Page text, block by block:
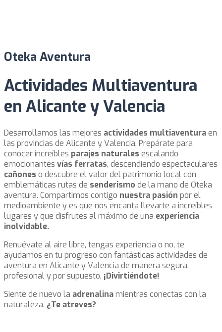
Oteka Aventura
Actividades Multiaventura
en Alicante y Valencia
Desarrollamos las mejores actividades multiaventuraen
las provincias de Alicante y Valencia. Prepárate para
conocer increíbles parajes naturales escalando
emocionantes vías ferratas, descendiendo espectaculares
cañones o descubre el valor del patrimonio local con
emblemáticas rutas de senderismo de la mano de Oteka
aventura. Compartimos contigo nuestra pasión por el
medioambiente y es que nos encanta llevarte a increíbles
lugares y que disfrutes al máximo de una experiencia
inolvidable.
Renuévate al aire libre, tengas experiencia o no, te
ayudamos en tu progreso con fantásticas actividades de
aventura en Alicante y Valencia de manera segura,
profesional y por supuesto, ¡Divirtiéndote!
Siente de nuevo la adrenalinamientras conectas con la
naturaleza. ¿Te atreves?